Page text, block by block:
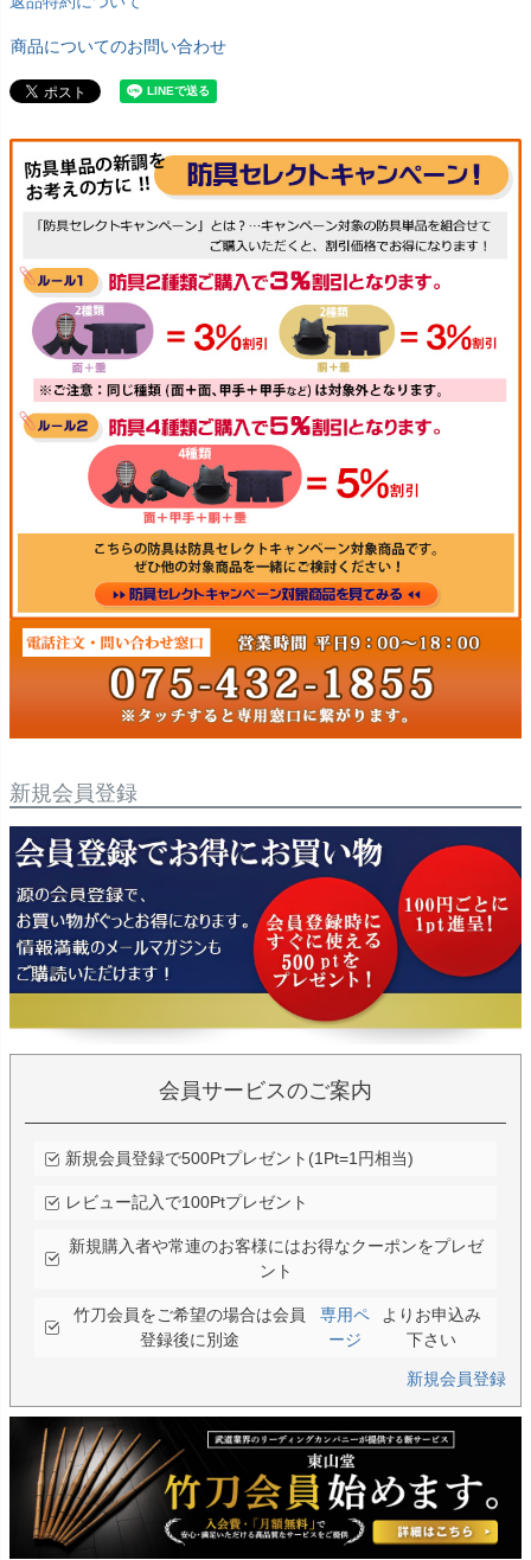
商品についてのお問い合わせ
新規会員登録
会員サービスのご案内
新規会員登録で500Ptプレゼント(1Pt=1円相当)
レビュー記入で100Ptプレゼント
新規購入者や常連のお客様にはお得なクーポンをプレゼ
ント
竹刀会員をご希望の場合は会員
登録後に別途
専用ペ
ージ
よりお申込み
下さい
新規会員登録